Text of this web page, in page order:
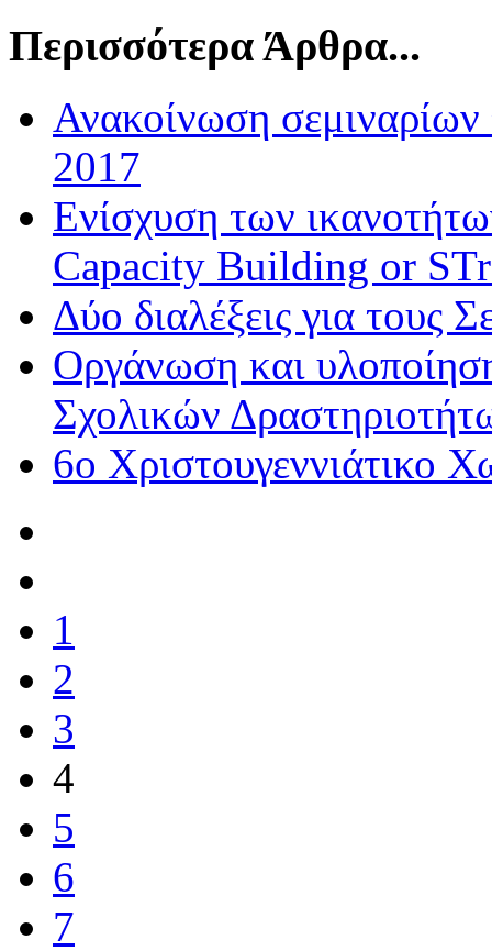
Περισσότερα Άρθρα...
Ανακοίνωση
2017
Ενίσχυση των
Capacity Building or
Δύο διαλέξεις για τους
Οργάνωση και
Σχολικών
6ο Χριστουγεννιάτικο
1
2
3
4
5
6
7